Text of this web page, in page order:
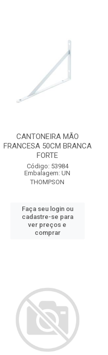
CANTONEIRA MÃO
FRANCESA 50CM BRANCA
FORTE
Código: 53984
Embalagem: UN
THOMPSON
Faça seu login ou
cadastre-se para
ver preços e
comprar